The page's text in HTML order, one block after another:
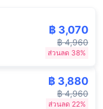
฿ 3,070
฿ 4,960
ส่วนลด 38%
฿ 3,880
฿ 4,960
ส่วนลด 22%